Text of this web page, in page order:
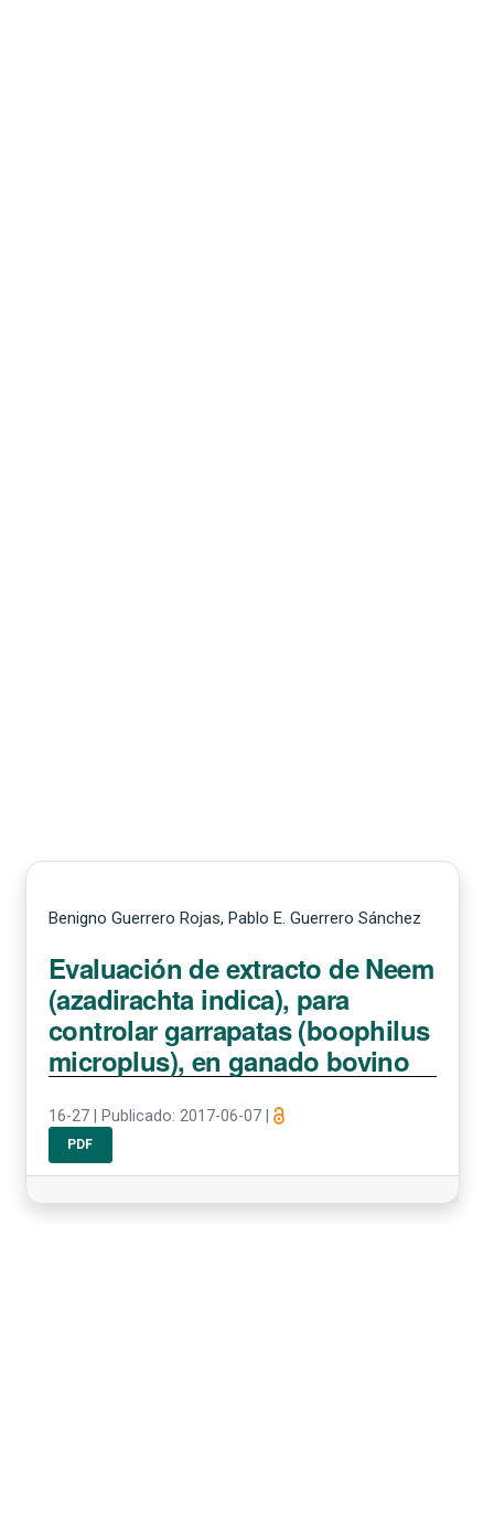
Benigno Guerrero Rojas, Pablo E. Guerrero Sánchez
Evaluación de extracto de Neem
(azadirachta indica), para
controlar garrapatas (boophilus
microplus), en ganado bovino
16-27 Publicado: 2017-06-07
PDF